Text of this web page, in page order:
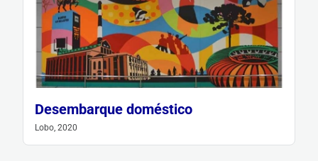
Desembarque doméstico
Lobo, 2020